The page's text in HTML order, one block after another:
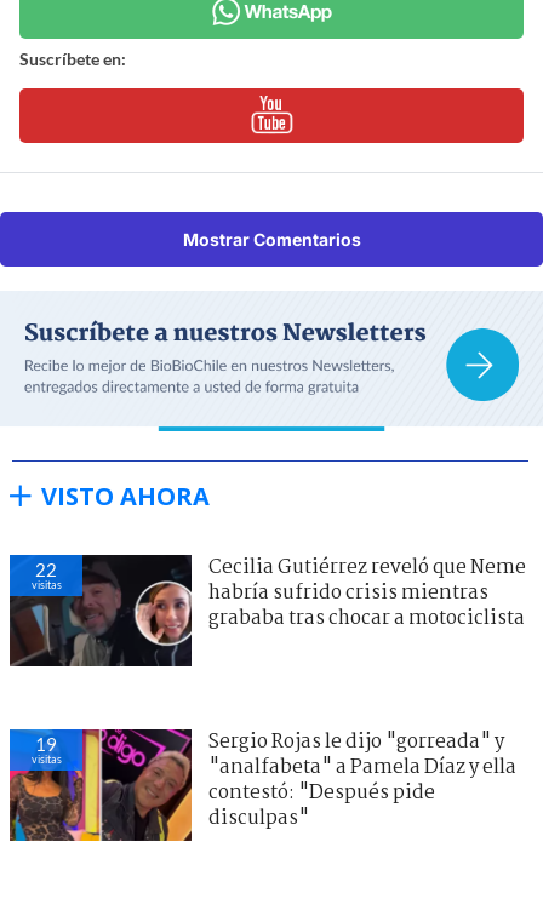
Suscríbete en:
Mostrar Comentarios
VISTO AHORA
22
visitas
Cecilia Gutiérrez reveló que Neme
habría sufrido crisis mientras
grababa tras chocar a motociclista
19
visitas
Sergio Rojas le dijo "gorreada" y
"analfabeta" a Pamela Díaz y ella
contestó: "Después pide
disculpas"